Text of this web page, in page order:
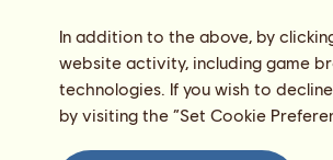
In addition to the above, by
website activity, including game
technologies. If you wish to
by visiting the “Set Cookie